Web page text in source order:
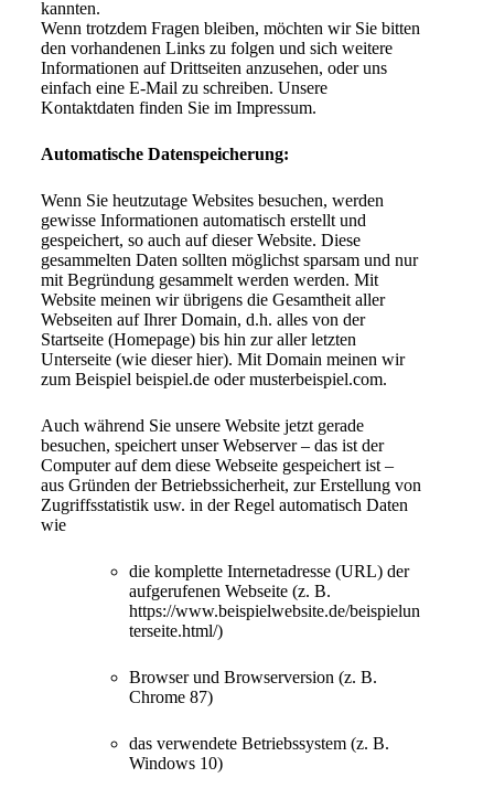
kannten.
Wenn trotzdem Fragen bleiben, möchten wir Sie bitten
den vorhandenen Links zu folgen und sich weitere
Informationen auf Drittseiten anzusehen, oder uns
einfach eine E-Mail zu schreiben. Unsere
Kontaktdaten finden Sie im Impressum.
Automatische Datenspeicherung:
Wenn Sie heutzutage Websites besuchen, werden
gewisse Informationen automatisch erstellt und
gespeichert, so auch auf dieser Website. Diese
gesammelten Daten sollten möglichst sparsam und nur
mit Begründung gesammelt werden werden. Mit
Website meinen wir übrigens die Gesamtheit aller
Webseiten auf Ihrer Domain, d.h. alles von der
Startseite (Homepage) bis hin zur aller letzten
Unterseite (wie dieser hier). Mit Domain meinen wir
zum Beispiel beispiel.de oder musterbeispiel.com.
Auch während Sie unsere Website jetzt gerade
besuchen, speichert unser Webserver – das ist der
Computer auf dem diese Webseite gespeichert ist –
aus Gründen der Betriebssicherheit, zur Erstellung von
Zugriffsstatistik usw. in der Regel automatisch Daten
wie
die komplette Internetadresse (URL) der
aufgerufenen Webseite (z. B.
https://www.beispielwebsite.de/beispielun
terseite.html/)
Browser und Browserversion (z. B.
Chrome 87)
das verwendete Betriebssystem (z. B.
Windows 10)